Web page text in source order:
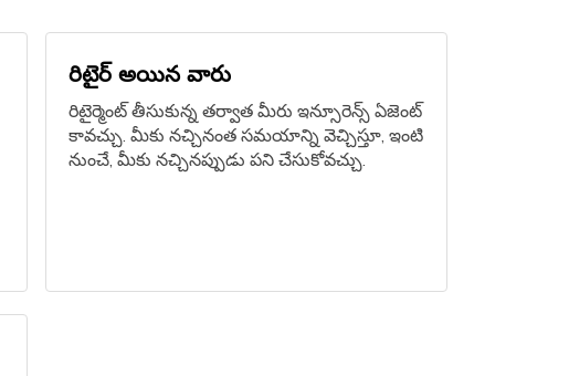
రిటైర్ అయిన వారు
రిటైర్మెంట్ తీసుకున్న తర్వాత మీరు ఇన్సూరెన్స్ ఏజెంట్‌
కావచ్చు. మీకు నచ్చినంత సమయాన్ని వెచ్చిస్తూ, ఇంటి
నుంచే, మీకు నచ్చినప్పుడు పని చేసుకోవచ్చు.